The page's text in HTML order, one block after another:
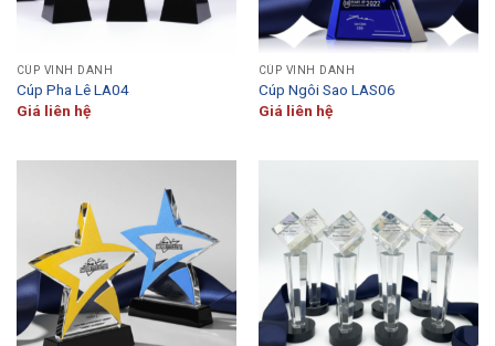
CÚP VINH DANH
Cúp Pha Lê LA04
Giá liên hệ
CÚP VINH DANH
Cúp Ngôi Sao LAS06
Giá liên hệ